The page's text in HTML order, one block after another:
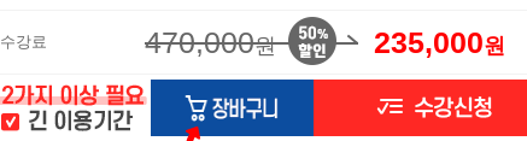
수강료 470,000원 235,000원